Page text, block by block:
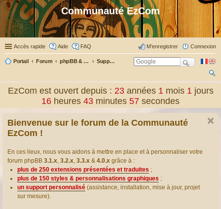
Communauté EzCom
Accès rapide Aide FAQ Connexion
M’enregistrer
Portail Forum phpBB & Co Support pour phpBB
ch
er
EzCom est ouvert depuis : 23 années1 mois1 jours
16 heures 43 minutes 59 secondes
Bienvenue sur le forum de la Communauté
EzCom !
En ces lieux, nous vous aidons à mettre en place et à personnaliser votre
forum phpBB 3.1.x, 3.2.x, 3.3.x & 4.0.x grâce à :
plus de 250 extensions présentées et traduites ;
plus de 150 styles & personnalisations graphiques ;
un support personnalisé (assistance, installation, mise à jour, projet
sur mesure).